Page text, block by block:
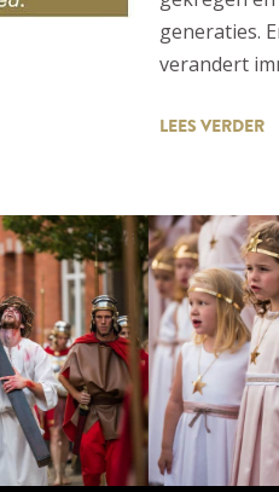
generaties.
verandert
LEES VERDER